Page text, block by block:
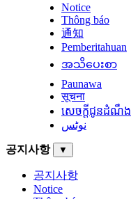
Notice
Thông báo
通知
Pemberitahuan
အသိပေးစာ
Paunawa
सूचना
សេចក្តីជូនដំណឹង
نوٹس
공지사항 ▼
공지사항
Notice